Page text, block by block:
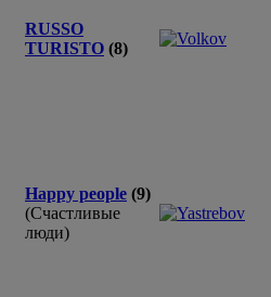
RUSSO
TURISTO (8)
Happy people (9)
(Счастливые
люди)